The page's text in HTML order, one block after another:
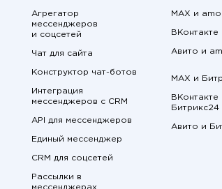
Агрегатор
мессенджеров
и соцсетей
Чат для сайта
Конструктор чат-ботов
Интеграция
мессенджеров с CRM
API для мессенджеров
Единый мессенджер
CRM для соцсетей
Рассылки в
мессенджерах
MAX и
ВКонтакте
Авито и
MAX и
ВКонтакте
Битрикс24
Авито и